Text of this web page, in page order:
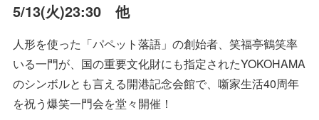
5/13(火)23:30 他
人形を使った「パペット落語」の創始者、笑福亭鶴笑率
いる一門が、国の重要文化財にも指定されたYOKOHAMA
のシンボルとも言える開港記念会館で、噺家生活40周年
を祝う爆笑一門会を堂々開催！